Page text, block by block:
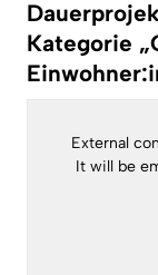
Kategorie
External
It will be